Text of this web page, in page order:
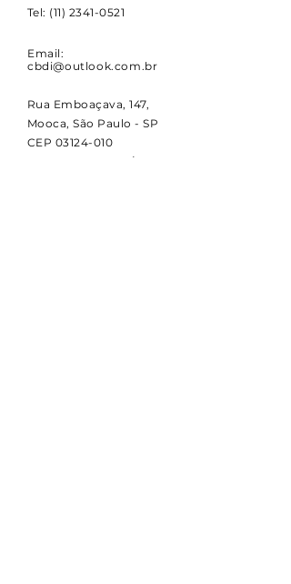
Tel: (11) 2341-0521
Email:
cbdi@outlook.com.br
Rua Emboaçava, 147,
Mooca, São Paulo - SP
CEP 03124-010
/0001-84